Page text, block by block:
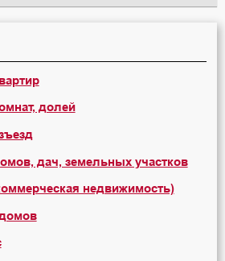
долей
дач, земельных участков
недвижимость)